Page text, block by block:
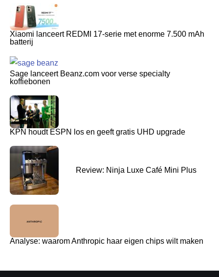
Xiaomi lanceert REDMI 17-serie met enorme 7.500 mAh
batterij
Sage lanceert Beanz.com voor verse specialty
koffiebonen
KPN houdt ESPN los en geeft gratis UHD upgrade
Review: Ninja Luxe Café Mini Plus
Analyse: waarom Anthropic haar eigen chips wilt maken